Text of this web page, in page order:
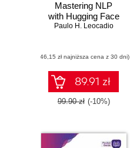
Mastering NLP
with Hugging Face
Paulo H. Leocadio
(46,15 zł najniższa cena z 30 dni)
89.91 zł
99.90 zł (-10%)